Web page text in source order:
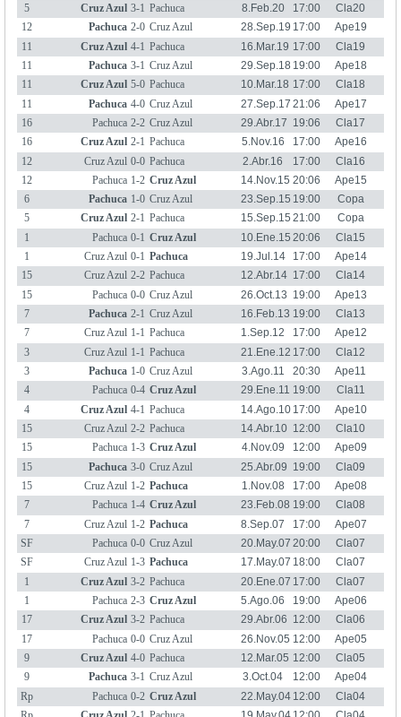
5
Cruz Azul 3-1 Pachuca 8.Feb.20 17:00
Cla20
12
Pachuca 2-0 Cruz Azul 28.Sep.19 17:00
Ape19
11
Cruz Azul 4-1 Pachuca 16.Mar.19 17:00
Cla19
11
Pachuca 3-1 Cruz Azul 29.Sep.18 19:00
Ape18
11
Cruz Azul 5-0 Pachuca 10.Mar.18 17:00
Cla18
11
Pachuca 4-0 Cruz Azul 27.Sep.17 21:06
Ape17
16
Pachuca 2-2 Cruz Azul 29.Abr.17 19:06
Cla17
16
Cruz Azul 2-1 Pachuca 5.Nov.16 17:00
Ape16
12
Cruz Azul 0-0 Pachuca 2.Abr.16 17:00
Cla16
12
Pachuca 1-2 Cruz Azul 14.Nov.15 20:06
Ape15
6
Pachuca 1-0 Cruz Azul 23.Sep.15 19:00
Copa
Ape15
5 Cruz Azul 2-1 Pachuca 15.Sep.15 21:00
Copa
Ape15
1 Pachuca 0-1 Cruz Azul 10.Ene.15 20:06
Cla15
1
Cruz Azul 0-1 Pachuca 19.Jul.14 17:00
Ape14
15
Cruz Azul 2-2 Pachuca 12.Abr.14 17:00
Cla14
15
Pachuca 0-0 Cruz Azul 26.Oct.13 19:00
Ape13
7
Pachuca 2-1 Cruz Azul 16.Feb.13 19:00
Cla13
7
Cruz Azul 1-1 Pachuca 1.Sep.12 17:00
Ape12
3
Cruz Azul 1-1 Pachuca 21.Ene.12 17:00
Cla12
3
Pachuca 1-0 Cruz Azul 3.Ago.11 20:30
Ape11
4
Pachuca 0-4 Cruz Azul 29.Ene.11 19:00
Cla11
4
Cruz Azul 4-1 Pachuca 14.Ago.10 17:00
Ape10
15
Cruz Azul 2-2 Pachuca 14.Abr.10 12:00
Cla10
15
Pachuca 1-3 Cruz Azul 4.Nov.09 12:00
Ape09
15
Pachuca 3-0 Cruz Azul 25.Abr.09 19:00
Cla09
15
Cruz Azul 1-2 Pachuca 1.Nov.08 17:00
Ape08
7
Pachuca 1-4 Cruz Azul 23.Feb.08 19:00
Cla08
7
Cruz Azul 1-2 Pachuca 8.Sep.07 17:00
Ape07
SF
Pachuca 0-0 Cruz Azul 20.May.07 20:00
Cla07
SF
Cruz Azul 1-3 Pachuca 17.May.07 18:00
Cla07
1
Cruz Azul 3-2 Pachuca 20.Ene.07 17:00
Cla07
1
Pachuca 2-3 Cruz Azul 5.Ago.06 19:00
Ape06
17
Cruz Azul 3-2 Pachuca 29.Abr.06 12:00
Cla06
17
Pachuca 0-0 Cruz Azul 26.Nov.05 12:00
Ape05
9
Cruz Azul 4-0 Pachuca 12.Mar.05 12:00
Cla05
9
Pachuca 3-1 Cruz Azul 3.Oct.04 12:00
Ape04
Rp
Pachuca 0-2 Cruz Azul 22.May.04 12:00
Cla04